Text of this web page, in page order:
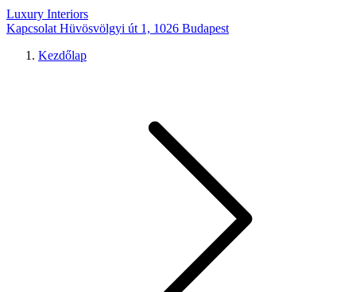
Luxury Interiors
Kapcsolat Hüvösvölgyi út 1, 1026 Budapest
Kezdőlap